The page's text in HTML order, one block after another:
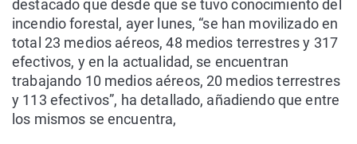
destacado que desde que se tuvo conocimiento del
incendio forestal, ayer lunes, “se han movilizado en
total 23 medios aéreos, 48 medios terrestres y 317
efectivos, y en la actualidad, se encuentran
trabajando 10 medios aéreos, 20 medios terrestres
y 113 efectivos”, ha detallado, añadiendo que entre
los mismos se encuentra,